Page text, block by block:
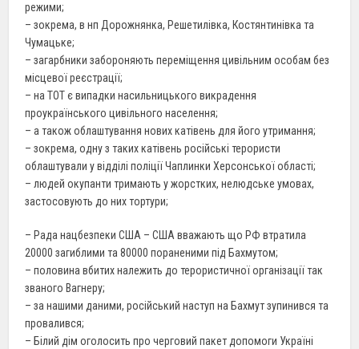
режими;
– зокрема, в нп Дорожнянка, Решетилівка, Костянтинівка та
Чумацьке;
– загарбники забороняють переміщення цивільним особам без
місцевої реєстрації;
– на ТОТ є випадки насильницького викрадення
проукраїнського цивільного населення;
– а також облаштування нових катівень для його утримання;
– зокрема, одну з таких катівень російські терористи
облаштували у відділі поліції Чаплинки Херсонської області;
– людей окупанти тримають у жорстких, нелюдське умовах,
застосовують до них тортури;
– Рада нацбезпеки США – США вважають що РФ втратила
20000 загиблими та 80000 пораненими під Бахмутом;
– половина вбитих належить до терористичної організації так
званого Вагнеру;
– за нашими даними, російський наступ на Бахмут зупинився та
провалився;
– Білий дім оголосить про черговий пакет допомоги Україні